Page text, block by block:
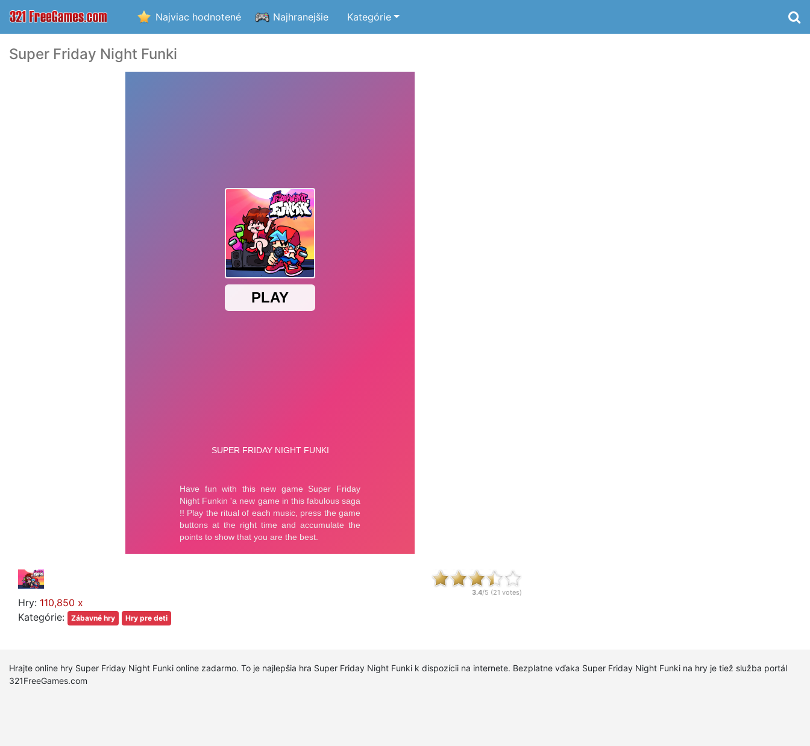
Najviac hodnotené Najhranejšie Kategórie
Super Friday Night Funki
Hry: 110,850 x
Kategórie:
Zábavné hry Hry pre deti
3.4/5 (21 votes)
Hrajte online hry Super Friday Night Funki online zadarmo. To je najlepšia hra Super Friday Night Funki k dispozícii na internete. Bezplatne vďaka Super Friday Night Funki na hry je tiež služba portál
321FreeGames.com